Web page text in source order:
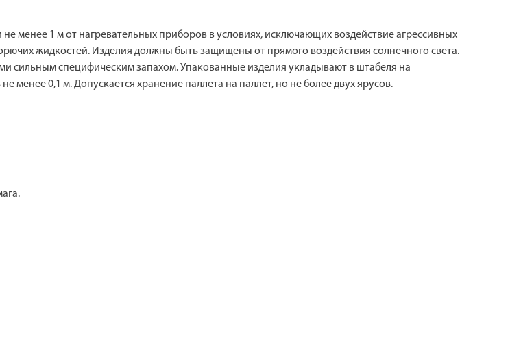
менее 1 м от нагревательных приборов в условиях, исключающих воздействие агрессивных
жидкостей. Изделия должны быть защищены от прямого воздействия солнечного света.
сильным специфическим запахом. Упакованные изделия укладывают в штабеля на
менее 0,1 м. Допускается хранение паллета на паллет, но не более двух ярусов.